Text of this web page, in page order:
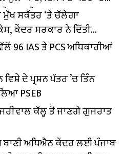
ਦਾ ਐਲਾਨ
ਮੁੱਖ ਸਕੱਤਰ ‘ਤੇ ਚੱਲੇਗਾ
ਕੇਂਦਰ ਸਰਕਾਰ ਨੇ ਦਿੱਤੀ
96 IAS ਤੇ PCS ਅਧਿਕਾਰੀਆਂ
ਦੇ ਪ੍ਰਸ਼ਨ ਪੱਤਰ ’ਚ ਤਿੰਨ
PSEB
ਕੱਲ੍ਹ ਤੋਂ ਜਾਣਗੇ ਗੁਜਰਾਤ
ਬਾਣੀ ਅਧਿਐਨ ਕੇਂਦਰ ਲਈ ਪੰਜਾਬ